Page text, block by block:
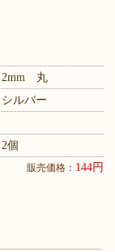
2mm 丸
シルバー
2個
販売価格： 144円